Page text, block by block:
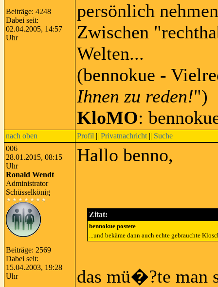
Beiträge: 4248
Dabei seit:
02.04.2005, 14:57
Uhr
persönlich
Zwischen
Welten...
(bennokue -
Ihnen zu reden!")
KloMO:
nach oben Profil || Privatnachricht || Suche
006
28.01.2015, 08:15
Uhr
Ronald Wendt
Administrator
Schüsselkönig
Beiträge: 2569
Dabei seit:
15.04.2003, 19:28
Uhr
Hallo benno,
Zitat:
bennokue postete
...und bekäme dann auch echte gebrauchte
das mü�?te man